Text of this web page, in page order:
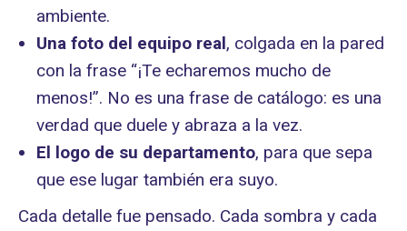
ambiente.
Una foto del equipo real, colgada en la pared
con la frase “¡Te echaremos mucho de
menos!”. No es una frase de catálogo: es una
verdad que duele y abraza a la vez.
El logo de su departamento, para que sepa
que ese lugar también era suyo.
Cada detalle fue pensado. Cada sombra y cada